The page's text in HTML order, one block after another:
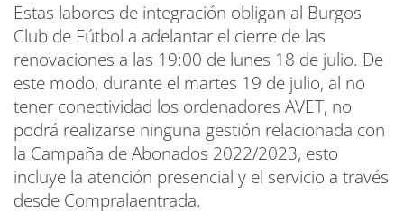
Estas labores de integración obligan al Burgos
Club de Fútbol a adelantar el cierre de las
renovaciones a las 19:00 de lunes 18 de julio. De
este modo, durante el martes 19 de julio, al no
tener conectividad los ordenadores AVET, no
podrá realizarse ninguna gestión relacionada con
la Campaña de Abonados 2022/2023, esto
incluye la atención presencial y el servicio a través
desde Compralaentrada.